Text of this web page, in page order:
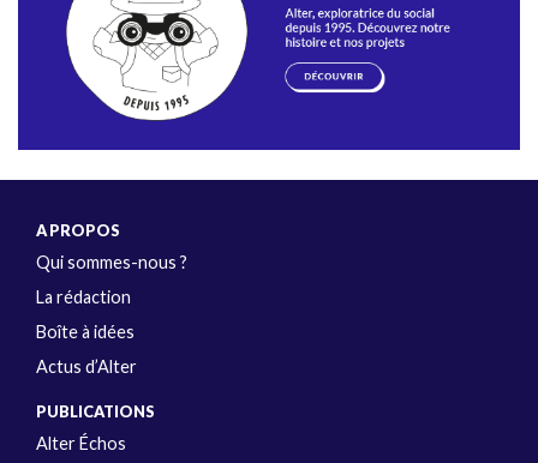
A PROPOS
Qui sommes-nous ?
La rédaction
Boîte à idées
Actus d’Alter
PUBLICATIONS
Alter Échos